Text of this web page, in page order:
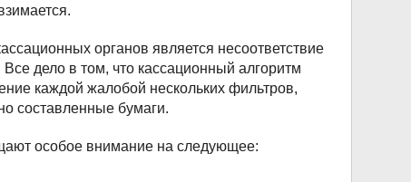
органов является несоответствие
дело в том, что кассационный алгоритм
каждой жалобой нескольких фильтров,
составленные бумаги.
особое внимание на следующее: